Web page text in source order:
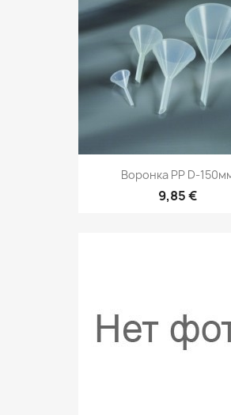
Воронка РР D-
9,85 €